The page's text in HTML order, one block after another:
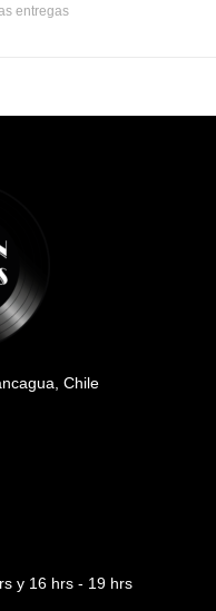
entregas
Chile
y 16 hrs - 19 hrs